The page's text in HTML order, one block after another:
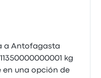
a Antofagasta
kg
en una opción de